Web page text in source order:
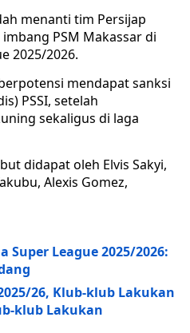
menanti tim Persijap
PSM Makassar di
2025/2026.
mendapat sanksi
PSSI, setelah
sekaligus di laga
didapat oleh Elvis Sakyi,
Alexis Gomez,
Super League 2025/2026:
26, Klub-klub Lakukan
klub Lakukan